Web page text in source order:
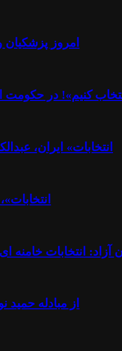
امروز
کنیم»! در
«انتخابات» ایران،
آزاد: انتخابات
از مبادله